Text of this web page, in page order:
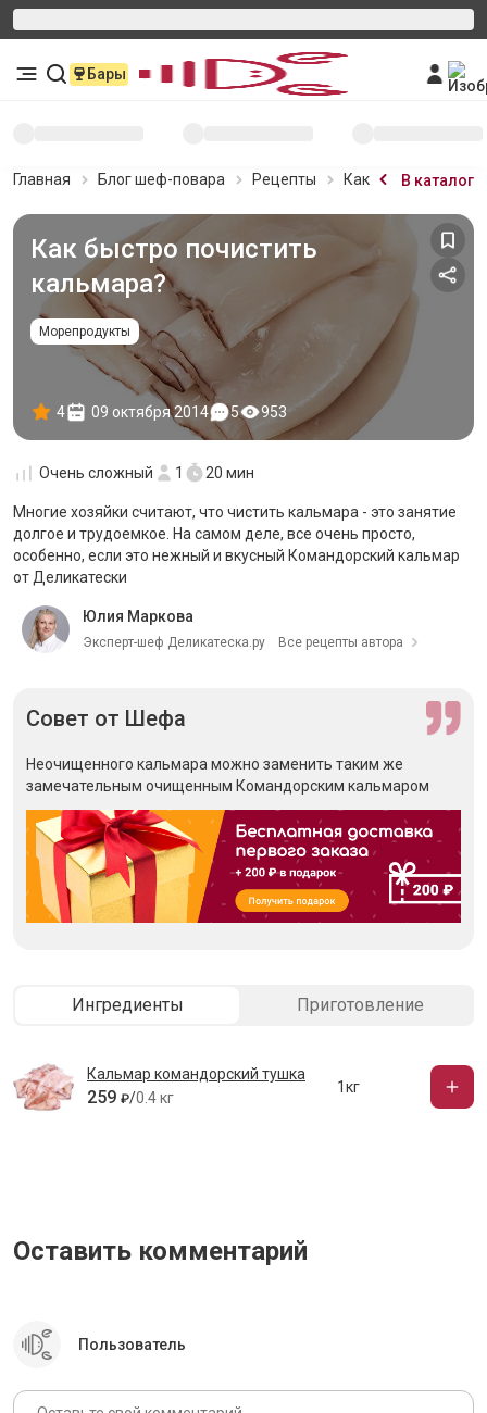
Бары
Главная Блог шеф-повара Рецепты Как быстроВ каталог
Как быстро почистить
кальмара?
Морепродукты
4 09 октября 2014 5 953
Очень сложный 1 20 мин
Многие хозяйки считают, что чистить кальмара - это занятие
долгое и трудоемкое. На самом деле, все очень просто,
особенно, если это нежный и вкусный Командорский кальмар
от Деликатески
Юлия Маркова
Эксперт-шеф Деликатеска.ру Все рецепты автора
Совет от Шефа
Неочищенного кальмара можно заменить таким же
замечательным очищенным Командорским кальмаром
Ингредиенты Приготовление
Кальмар командорский тушка
259 ₽/0.4 кг
1кг
Оставить комментарий
Пользователь